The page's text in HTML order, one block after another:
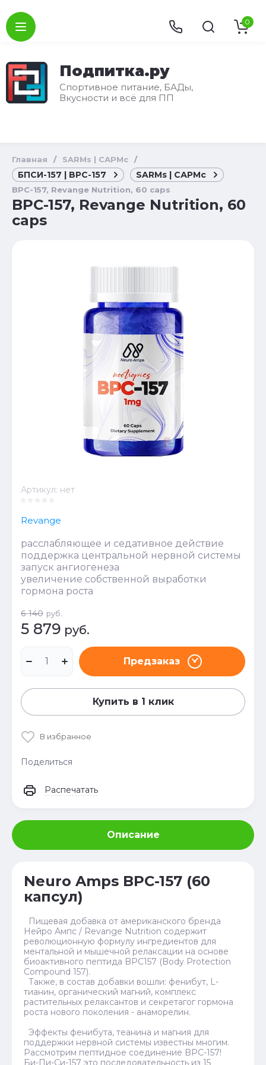
Подпитка.ру
Спортивное питание, БАДы,
Вкусности и всё для ПП
0
Главная / SARMs | САРМс /
БПСИ-157 | BPC-157 SARMs | САРМс
BPC-157, Revange Nutrition, 60 caps
BPC-157, Revange Nutrition, 60
caps
Артикул: нет
Revange
расслабляющее и седативное действие
поддержка центральной нервной системы
запуск ангиогенеза
увеличение собственной выработки
гормона роста
6 140 руб.
5 879 руб.
Предзаказ
Купить в 1 клик
В избранное
Поделиться
Распечатать
Описание
Neuro Amps BPC-157 (60
капсул)
Пищевая добавка от американского бренда
Нейро Ампс / Revange Nutrition содержит
революционную формулу ингредиентов для
ментальной и мышечной релаксации на основе
биоактивного пептида BPC157 (Body Protection
Compound 157).
Также, в состав добавки вошли: фенибут, L-
тианин, органический магний, комплекс
растительных релаксантов и секретагог гормона
роста нового поколения - анаморелин.
Эффекты фенибута, теанина и магния для
поддержки нервной системы известны многим.
Рассмотрим пептидное соединение BPC-157!
Би-Пи-Си-157 это последовательность из 15